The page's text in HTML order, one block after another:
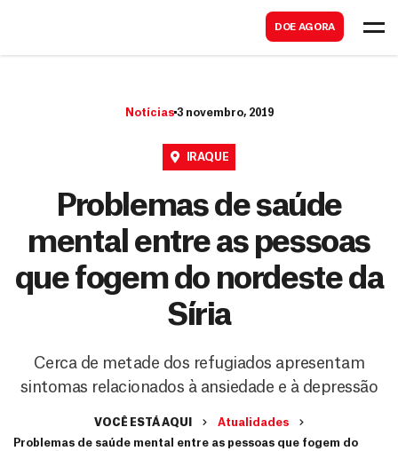
DOE AGORA
Notícias 3 novembro, 2019
IRAQUE
Problemas de saúde
mental entre as pessoas
que fogem do nordeste da
Síria
Cerca de metade dos refugiados apresentam
sintomas relacionados à ansiedade e à depressão
VOCÊ ESTÁ AQUI
Atualidades
Problemas de saúde mental entre as pessoas que fogem do
a
r